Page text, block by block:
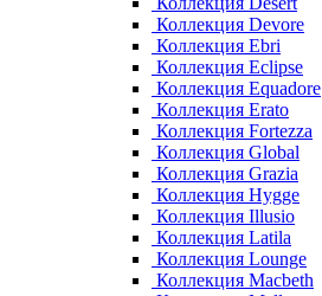
Коллекция Devore
Коллекция Ebri
Коллекция Eclipse
Коллекция Equadore
Коллекция Erato
Коллекция Fortezza
Коллекция Global
Коллекция Grazia
Коллекция Hygge
Коллекция Illusio
Коллекция Latila
Коллекция Lounge
Коллекция Macbeth